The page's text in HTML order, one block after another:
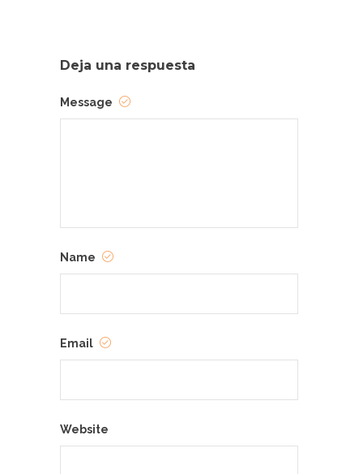
Deja una respuesta
Message
Name
Email
Website